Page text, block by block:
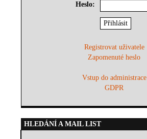
Heslo:
Registrovat uživatele
Zapomenuté heslo
Vstup do administrace
GDPR
HLEDÁNÍ A MAIL LIST